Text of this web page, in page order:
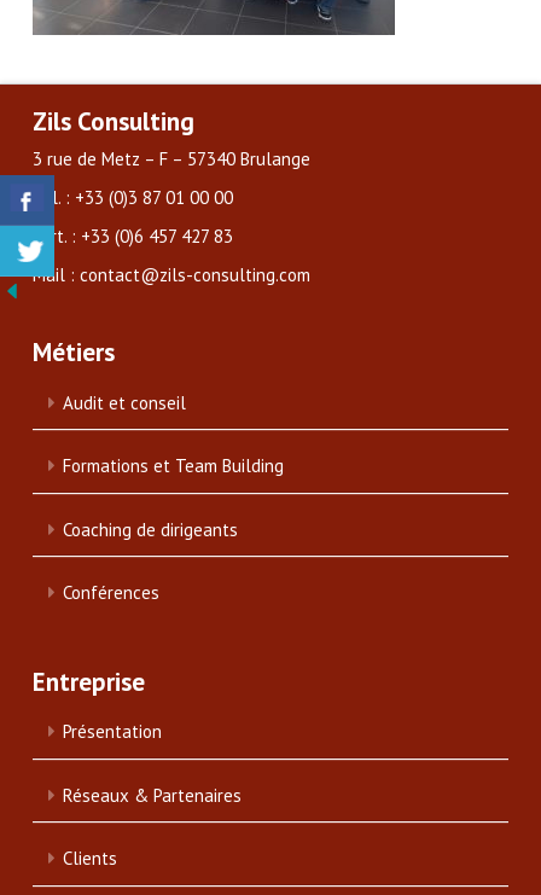
Zils Consulting
3 rue de Metz – F – 57340 Brulange
Tél. : +33 (0)3 87 01 00 00
Port. : +33 (0)6 457 427 83
Mail : contact@zils-consulting.com
Métiers
Audit et conseil
Formations et Team Building
Coaching de dirigeants
Conférences
Entreprise
Présentation
Réseaux & Partenaires
Clients